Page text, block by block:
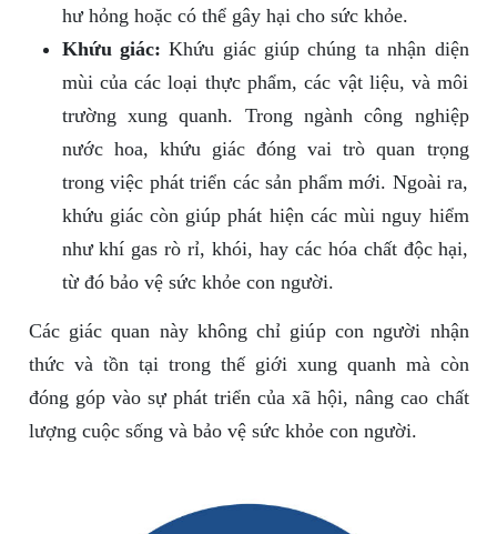
hư hỏng hoặc có thể gây hại cho sức khỏe.
Khứu giác: Khứu giác giúp chúng ta nhận diện
mùi của các loại thực phẩm, các vật liệu, và môi
trường xung quanh. Trong ngành công nghiệp
nước hoa, khứu giác đóng vai trò quan trọng
trong việc phát triển các sản phẩm mới. Ngoài ra,
khứu giác còn giúp phát hiện các mùi nguy hiểm
như khí gas rò rỉ, khói, hay các hóa chất độc hại,
từ đó bảo vệ sức khỏe con người.
Các giác quan này không chỉ giúp con người nhận
thức và tồn tại trong thế giới xung quanh mà còn
đóng góp vào sự phát triển của xã hội, nâng cao chất
lượng cuộc sống và bảo vệ sức khỏe con người.